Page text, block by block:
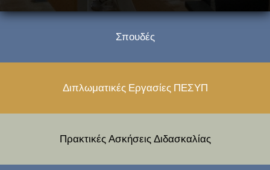
Σπουδές
Διπλωματικές Εργασίες ΠΕΣΥΠ
Πρακτικές Ασκήσεις Διδασκαλίας